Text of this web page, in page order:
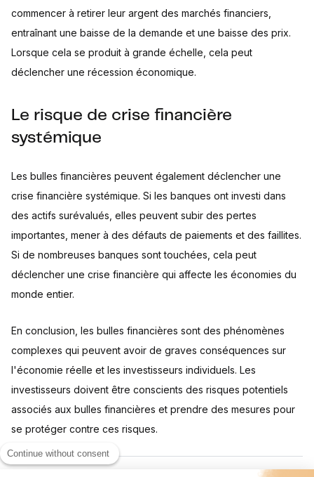
Continue without consent
commencer à retirer leur argent des marchés financiers,
entraînant une baisse de la demande et une baisse des prix.
Lorsque cela se produit à grande échelle, cela peut
déclencher une récession économique.
Le risque de crise financière
systémique
Les bulles financières peuvent également déclencher une
crise financière systémique. Si les banques ont investi dans
des actifs surévalués, elles peuvent subir des pertes
importantes, mener à des défauts de paiements et des faillites.
Si de nombreuses banques sont touchées, cela peut
déclencher une crise financière qui affecte les économies du
monde entier.
En conclusion, les bulles financières sont des phénomènes
complexes qui peuvent avoir de graves conséquences sur
l'économie réelle et les investisseurs individuels. Les
investisseurs doivent être conscients des risques potentiels
associés aux bulles financières et prendre des mesures pour
se protéger contre ces risques.